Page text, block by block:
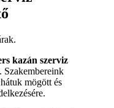
kazán szerviz
Szakembereink
mögött és